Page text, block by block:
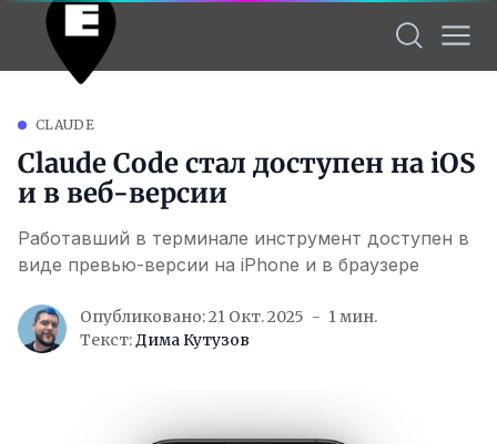
CLAUDE
Claude Code стал доступен на iOS
и в веб-версии
Работавший в терминале инструмент доступен в
виде превью-версии на iPhone и в браузере
Опубликовано: 21 Окт. 2025
1 мин.
Текст:Дима Кутузов